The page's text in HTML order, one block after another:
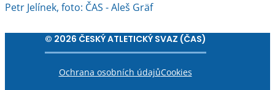
Petr Jelínek, foto: ČAS - Aleš Gräf
© 2026 ČESKÝ ATLETICKÝ SVAZ (ČAS)
Ochrana osobních údajůCookies